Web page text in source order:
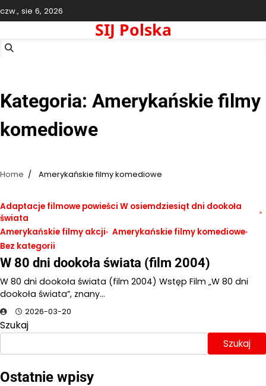
Skip
to
czw., sie 6, 2026
SIJ Polska
Kategoria: Amerykańskie filmy
komediowe
Home Amerykańskie filmy komediowe
Adaptacje filmowe powieści W osiemdziesiąt dni dookoła
świata
Amerykańskie filmy akcji
Amerykańskie filmy komediowe
Bez kategorii
W 80 dni dookoła świata (film 2004)
W 80 dni dookoła świata (film 2004) Wstęp Film „W 80 dni
dookoła świata”, znany…
2026-03-20
Szukaj
Szukaj
Ostatnie wpisy